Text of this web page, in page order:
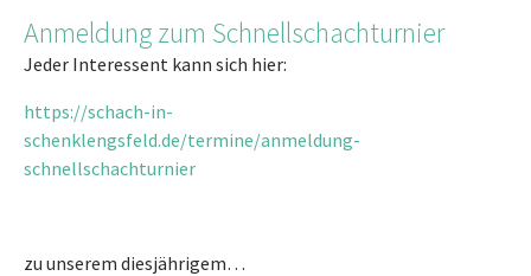
Anmeldung zum Schnellschachturnier
Jeder Interessent kann sich hier:
https://schach-in-
schenklengsfeld.de/termine/anmeldung-
schnellschachturnier
zu unserem diesjährigem…